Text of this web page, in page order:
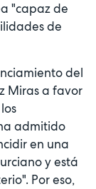
"capaz de
de
del
Miras a favor
admitido
en una
y está
Por eso,